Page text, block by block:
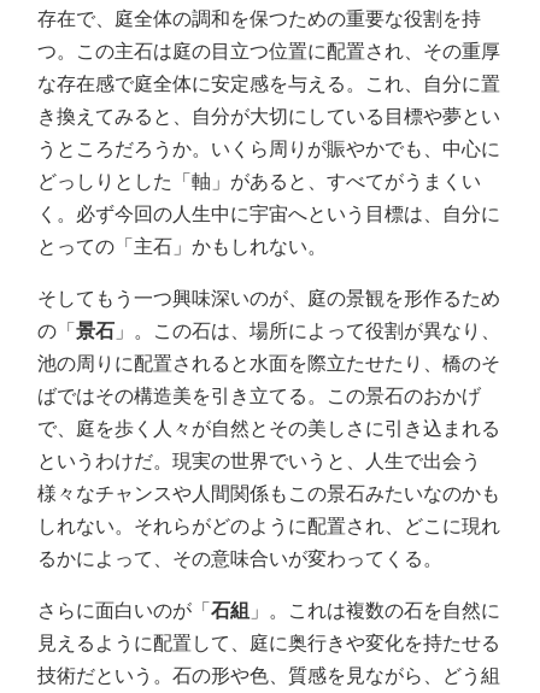
存在で、庭全体の調和を保つための重要な役割を持
つ。この主石は庭の目立つ位置に配置され、その重厚
な存在感で庭全体に安定感を与える。これ、自分に置
き換えてみると、自分が大切にしている目標や夢とい
うところだろうか。いくら周りが賑やかでも、中心に
どっしりとした「軸」があると、すべてがうまくい
く。必ず今回の人生中に宇宙へという目標は、自分に
とっての「主石」かもしれない。
そしてもう一つ興味深いのが、庭の景観を形作るため
の「景石 」。この石は、場所によって役割が異なり、
池の周りに配置されると水面を際立たせたり、橋のそ
ばではその構造美を引き立てる。この景石のおかげ
で、庭を歩く人々が自然とその美しさに引き込まれる
というわけだ。現実の世界でいうと、人生で出会う
様々なチャンスや人間関係もこの景石みたいなのかも
しれない。それらがどのように配置され、どこに現れ
るかによって、その意味合いが変わってくる。
さらに面白いのが「石組 」。これは複数の石を自然に
見えるように配置して、庭に奥行きや変化を持たせる
技術だという。石の形や色、質感を見ながら、どう組